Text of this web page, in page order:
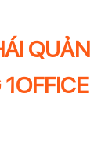
QUẢN